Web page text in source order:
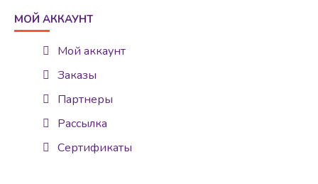
МОЙ АККАУНТ
Мой аккаунт
Заказы
Партнеры
Рассылка
Сертификаты